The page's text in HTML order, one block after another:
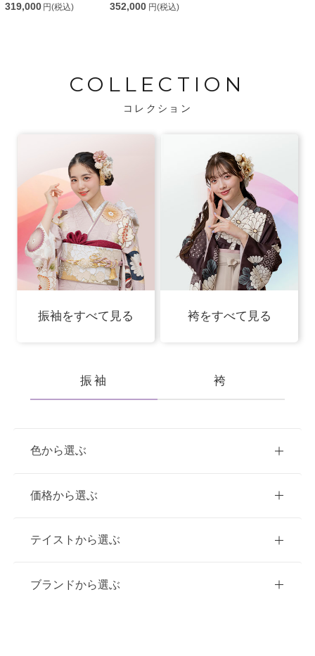
319,000 円(税込) 352,000 円(税込)
COLLECTION
コレクション
振袖をすべて見る 袴をすべて見る
振袖 袴
色から選ぶ
赤
価格から選ぶ
ご購入
10万円台以下
テイストから選ぶ
クラシック
ブランドから選ぶ